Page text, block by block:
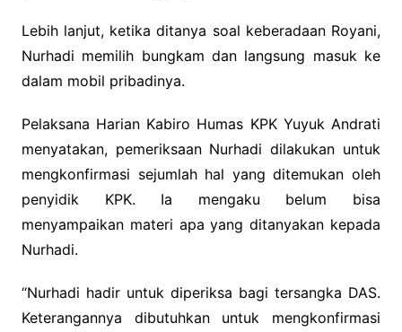
Lebih lanjut, ketika ditanya soal keberadaan Royani,
Nurhadi memilih bungkam dan langsung masuk ke
dalam mobil pribadinya.
Pelaksana Harian Kabiro Humas KPK Yuyuk Andrati
menyatakan, pemeriksaan Nurhadi dilakukan untuk
mengkonfirmasi sejumlah hal yang ditemukan oleh
penyidik KPK. Ia mengaku belum bisa
menyampaikan materi apa yang ditanyakan kepada
Nurhadi.
“Nurhadi hadir untuk diperiksa bagi tersangka DAS.
Keterangannya dibutuhkan untuk mengkonfirmasi